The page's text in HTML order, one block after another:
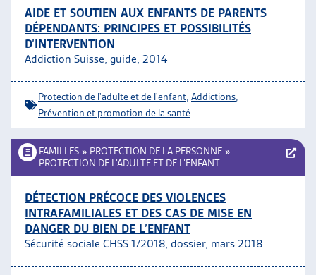
AIDE ET SOUTIEN AUX ENFANTS DE PARENTS
DÉPENDANTS: PRINCIPES ET POSSIBILITÉS
D’INTERVENTION
Addiction Suisse, guide, 2014
Protection de l'adulte et de l'enfant Addictions
Prévention et promotion de la santé
FAMILLES » PROTECTION DE LA PERSONNE »
PROTECTION DE L’ADULTE ET DE L’ENFANT
DÉTECTION PRÉCOCE DES VIOLENCES
INTRAFAMILIALES ET DES CAS DE MISE EN
DANGER DU BIEN DE L’ENFANT
Sécurité sociale CHSS 1/2018, dossier, mars 2018